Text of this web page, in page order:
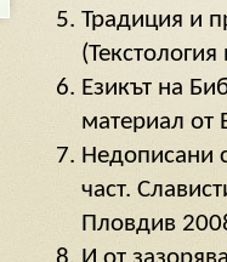
Традиция и
Eзикът на
материал от
Недописани
част.
Пловдив